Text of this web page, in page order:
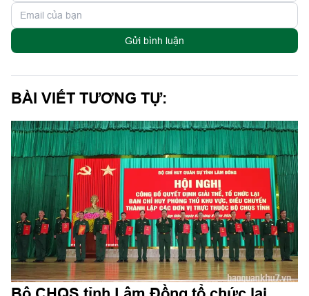
Gửi bình luận
BÀI VIẾT TƯƠNG TỰ: